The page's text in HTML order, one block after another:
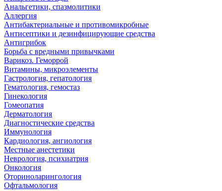
Анальгетики, спазмолитики
Аллергия
Антибактериальные и противомикробные
Антисептики и дезинфицирующие средства
Антигрибок
Борьба с вредными привычками
Варикоз. Геморрой
Витамины, микроэлементы
Гастрология, гепатология
Гематология, гемостаз
Гинекология
Гомеопатия
Дерматология
Диагностические средства
Иммунология
Кардиология, ангиология
Местные анестетики
Неврология, психиатрия
Онкология
Оториноларингология
Офтальмология